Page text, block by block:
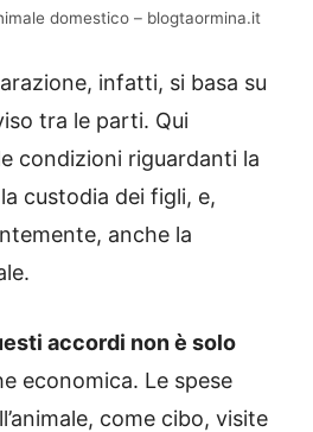
domestico – blogtaormina.it
infatti, si basa su
tra le parti. Qui
condizioni riguardanti la
custodia dei figli, e,
anche la
accordi non è solo
economica. Le spese
come cibo, visite